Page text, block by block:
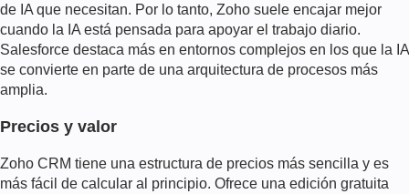
de IA que necesitan. Por lo tanto, Zoho suele encajar mejor
cuando la IA está pensada para apoyar el trabajo diario.
Salesforce destaca más en entornos complejos en los que la IA
se convierte en parte de una arquitectura de procesos más
amplia.
Precios y valor
Zoho CRM tiene una estructura de precios más sencilla y es
más fácil de calcular al principio. Ofrece una edición gratuita